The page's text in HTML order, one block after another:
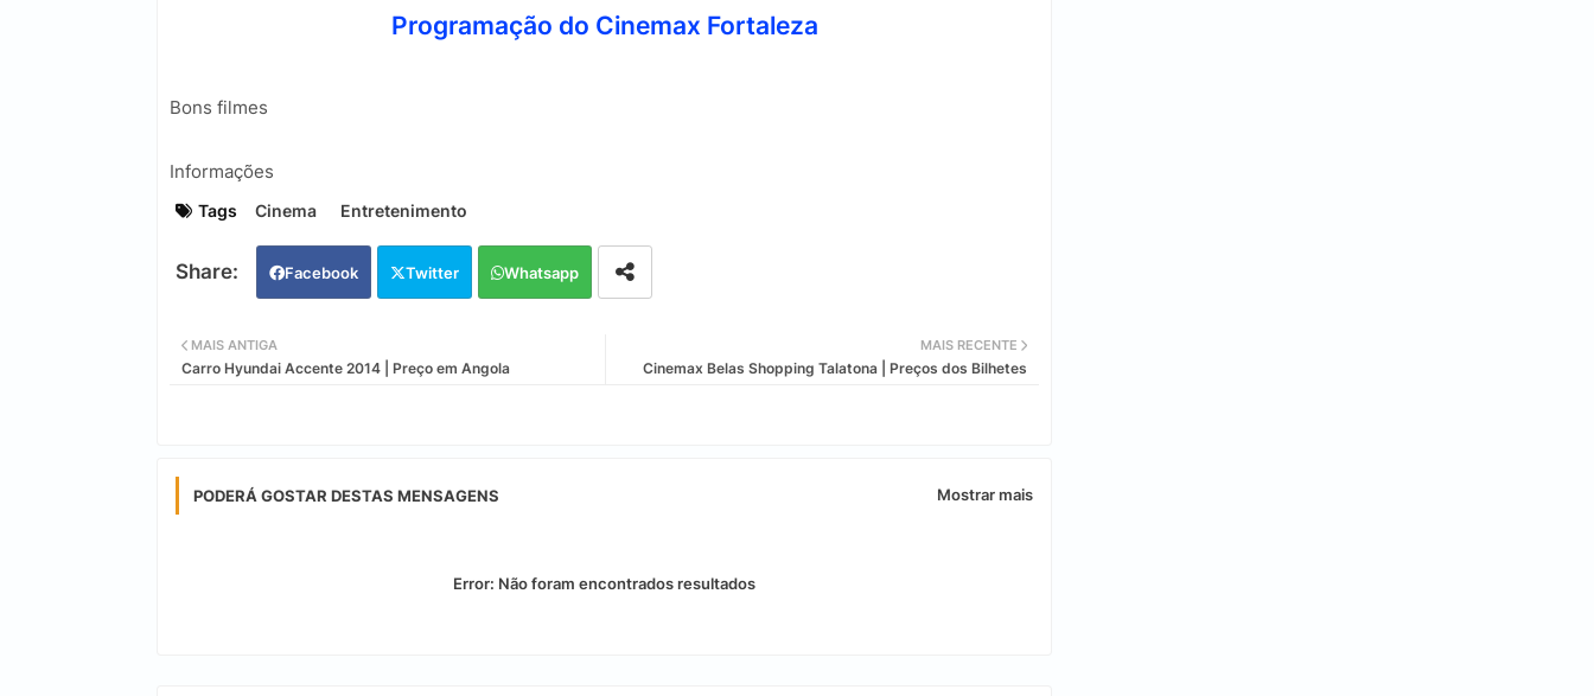
Programação do Cinemax Fortaleza
Bons filmes
Informações
Tags Cinema Entretenimento
Facebook Twitter Whatsapp
MAIS RECENTE
Cinemax Belas Shopping Talatona | Preços dos Bilhetes
MAIS ANTIGA
Carro Hyundai Accente 2014 | Preço em Angola
PODERÁ GOSTAR DESTAS MENSAGENS Mostrar mais
Error: Não foram encontrados resultados